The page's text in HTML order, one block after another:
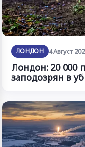
ЛОНДОН 4 Август
Лондон: 20 000
заподозрян в